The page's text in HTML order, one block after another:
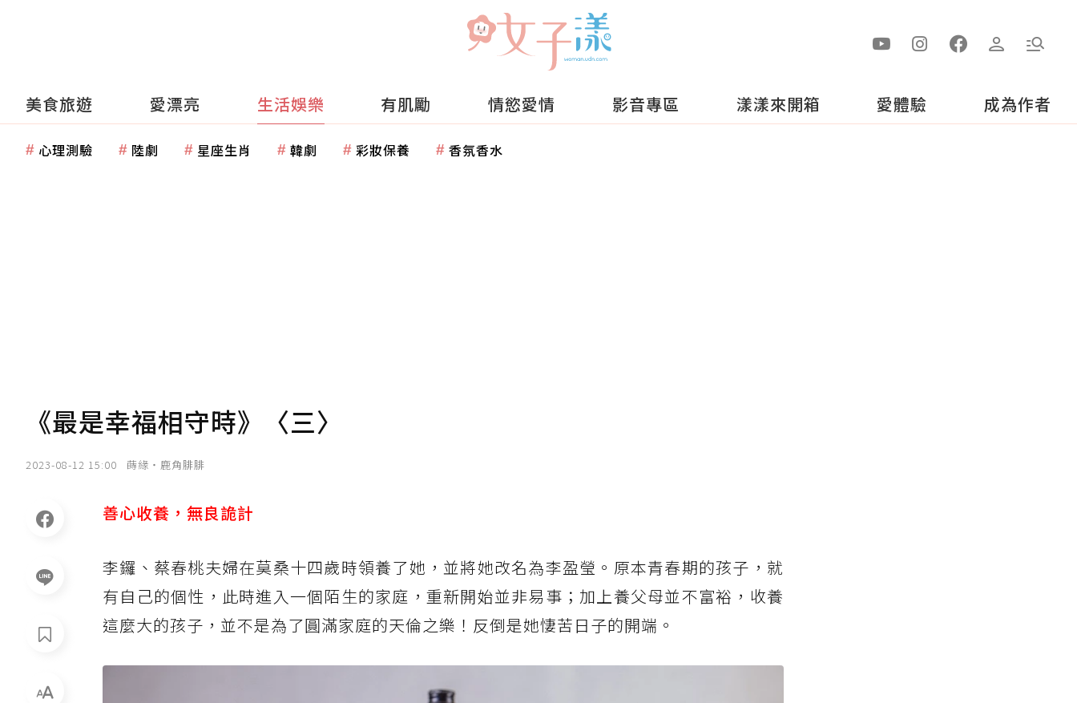
美食旅遊 愛漂亮 生活娛樂 有肌勵 情慾愛情 影音專區 漾漾來開箱 愛體驗 成為作者
心理測驗 陸劇 星座生肖 韓劇 彩妝保養 香氛香水
《最是幸福相守時》〈三〉
2023-08-12 15:00 蒔緣‧鹿角腓腓
善心收養，無良詭計
李鑼、蔡春桃夫婦在莫桑十四歲時領養了她，並將她改名為李盈瑩。原本青春期的孩子，就
有自己的個性，此時進入一個陌生的家庭，重新開始並非易事；加上養父母並不富裕，收養
這麼大的孩子，並不是為了圓滿家庭的天倫之樂！反倒是她悽苦日子的開端。